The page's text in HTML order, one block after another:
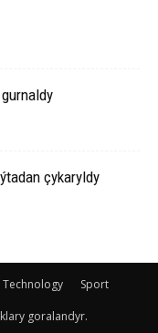
çykaryldy
Technology Sport
goralandyr.